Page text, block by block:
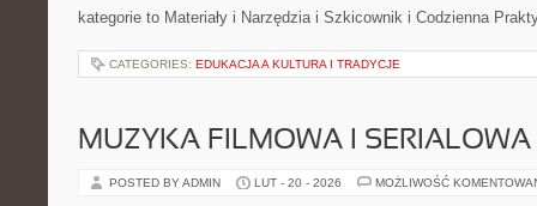
kategorie to Materiały i Narzędzia i Szkicownik i Codzienna
CATEGORIES: EDUKACJA A KULTURA I TRADYCJE
MUZYKA FILMOWA I SERIALOWA
POSTED BY ADMIN LUT - 20 - 2026 MOŻLIWOŚĆ